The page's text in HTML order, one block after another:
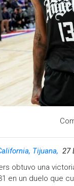
por LeBron
veces
refuerzo Jaylen
su primer
Tijuana, 27
obtuvo una
en un duelo que